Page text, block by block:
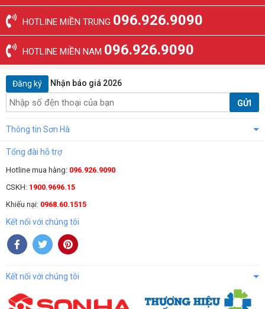
HOTLINE MIỀN TRUNG 096.926.9090
HOTLINE MIỀN NAM 096.926.9090
Đăng ký Nhận báo giá 2026
GỬI
Thông tin Sơn Hà
Tổng đài hỗ trợ
Hotline mua hàng: 096.926.9090
CSKH: 1900.9696.15
Khiếu nại: 0968.60.1515
Kết nối với chúng tôi
Kết nối với chúng tôi